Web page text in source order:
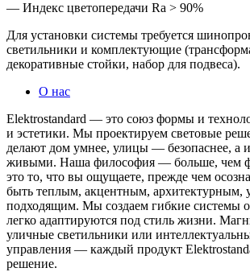
— Индекс цветопередачи Ra > 90%
Для установки системы требуется
светильники и комплектующие
декоративные стойки, набор для подвеса).
О нас
Elektrostandard — это союз формы и
и эстетики. Мы проектируем световые
делают дом умнее, улицы — безопаснее, а
живыми. Наша философия — больше, чем
это то, что вы ощущаете, прежде чем
быть теплым, акцентным,
подходящим. Мы создаем гибкие системы
легко адаптируются под стиль жизни.
уличные светильники или
управления — каждый продукт
решение.